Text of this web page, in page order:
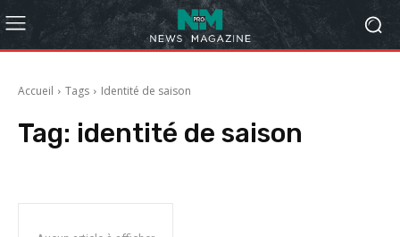
Accueil Tags Identité de saison
Tag: identité de saison